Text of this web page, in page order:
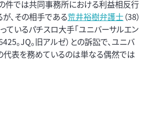
件では共同事務所における利益相反行
、その相手である荒井裕樹弁護士（38）
ているパチスロ大手「ユニバーサルエン
。JQ。旧アルゼ）との訴訟で、ユニバ
代表を務めているのは単なる偶然では